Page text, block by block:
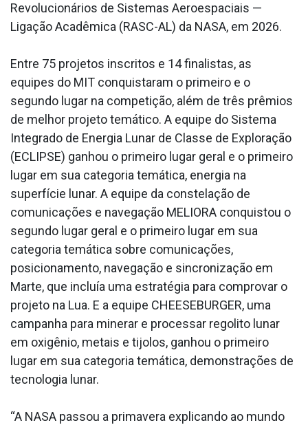
Revolucionários de Sistemas Aeroespaciais —
Ligação Acadêmica (RASC-AL) da NASA, em 2026.
Entre 75 projetos inscritos e 14 finalistas, as
equipes do MIT conquistaram o primeiro e o
segundo lugar na competição, além de três prêmios
de melhor projeto temático. A equipe do Sistema
Integrado de Energia Lunar de Classe de Exploração
(ECLIPSE) ganhou o primeiro lugar geral e o primeiro
lugar em sua categoria temática, energia na
superfície lunar. A equipe da constelação de
comunicações e navegação MELIORA conquistou o
segundo lugar geral e o primeiro lugar em sua
categoria temática sobre comunicações,
posicionamento, navegação e sincronização em
Marte, que incluía uma estratégia para comprovar o
projeto na Lua. E a equipe CHEESEBURGER, uma
campanha para minerar e processar regolito lunar
em oxigênio, metais e tijolos, ganhou o primeiro
lugar em sua categoria temática, demonstrações de
tecnologia lunar.
“A NASA passou a primavera explicando ao mundo